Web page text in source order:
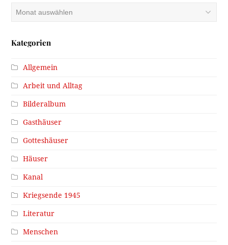
Kategorien
Allgemein
Arbeit und Alltag
Bilderalbum
Gasthäuser
Gotteshäuser
Häuser
Kanal
Kriegsende 1945
Literatur
Menschen